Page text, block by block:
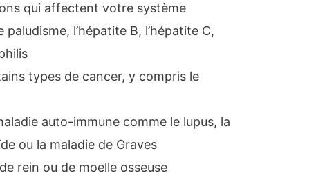
qui affectent votre système
l’hépatite B, l’hépatite C,
types de cancer, y compris le
auto-immune comme le lupus, la
ou la maladie de Graves
rein ou de moelle osseuse